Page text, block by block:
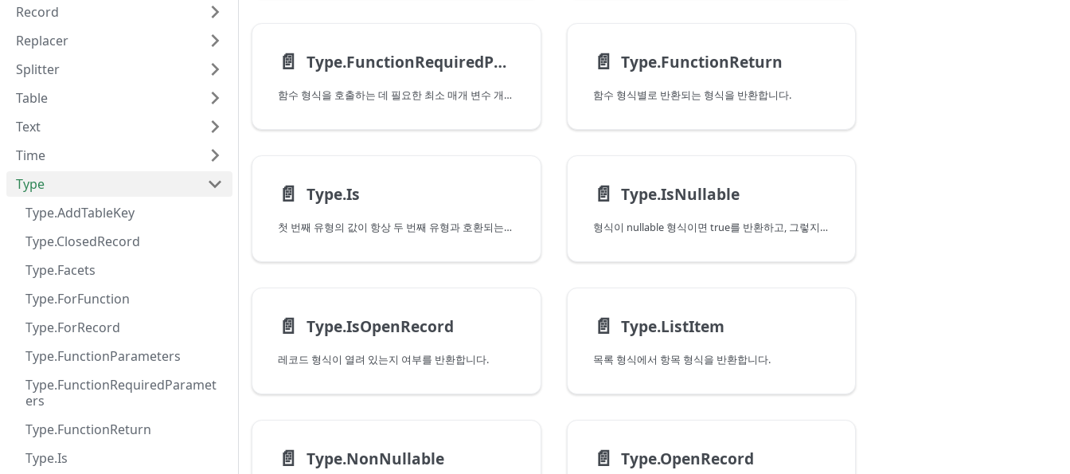
Record
Replacer
Splitter
Table
Text
Time
Type
Type.AddTableKey
Type.ClosedRecord
Type.Facets
Type.ForFunction
Type.ForRecord
Type.FunctionParameters
Type.FunctionRequiredParamet
ers
Type.FunctionReturn
Type.Is
📄️ Type.FunctionRequiredParameters
함수 형식을 호출하는 데 필요한 최소 매개 변수 개수를 나타내는 숫자를 반환합니다.
📄️ Type.FunctionReturn
함수 형식별로 반환되는 형식을 반환합니다.
📄️ Type.Is
첫 번째 유형의 값이 항상 두 번째 유형과 호환되는지 여부를 판별합니다.
📄️ Type.IsNullable
형식이 nullable 형식이면 true를 반환하고, 그렇지 않으면 false를 반환합니다.
📄️ Type.IsOpenRecord
레코드 형식이 열려 있는지 여부를 반환합니다.
📄️ Type.ListItem
목록 형식에서 항목 형식을 반환합니다.
📄️ Type.NonNullable 📄️ Type.OpenRecord